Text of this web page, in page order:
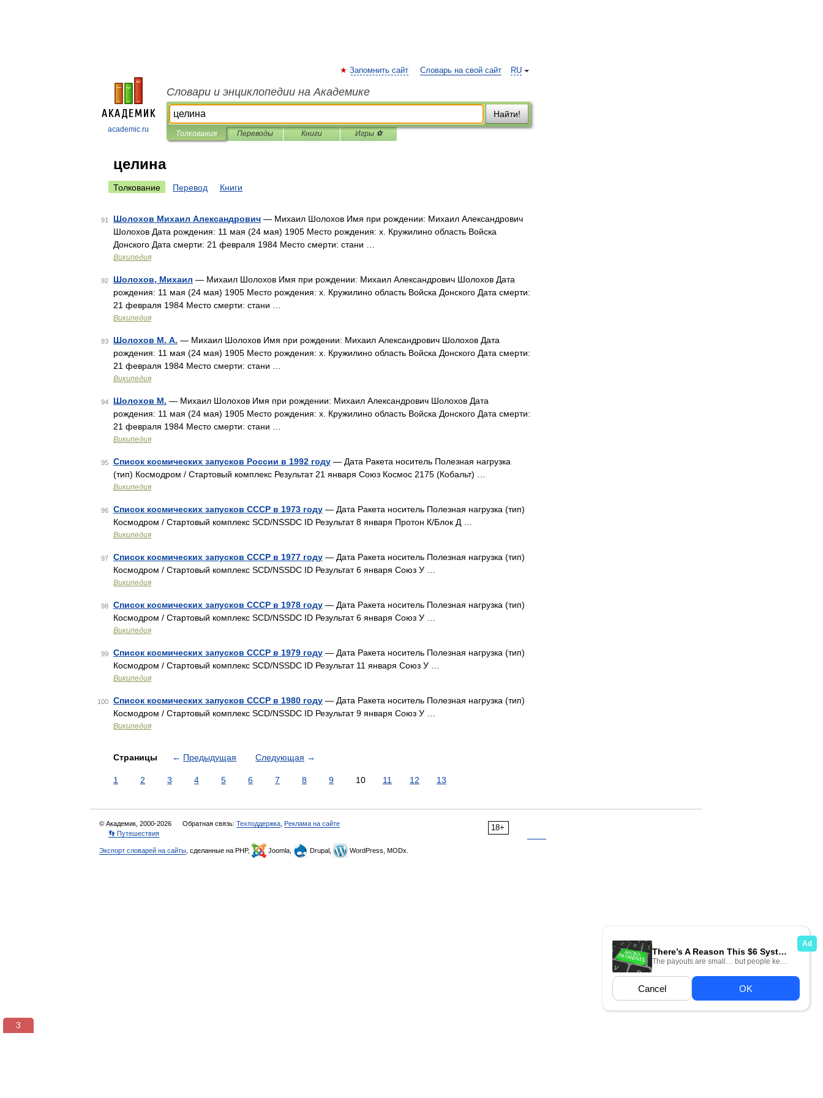
academic.ru
RU
Запомнить сайт Словарь на свой сайт
Словари и энциклопедии на Академике
Найти!
Толкования Переводы Книги Игры ⚽
целина
Толкование Перевод Книги
91 Шолохов Михаил Александрович — Михаил Шолохов Имя при рождении: Михаил Александрович
Шолохов Дата рождения: 11 мая (24 мая) 1905 Место рождения: х. Кружилино область Войска
Донского Дата смерти: 21 февраля 1984 Место смерти: стани …
Википедия
92 Шолохов, Михаил — Михаил Шолохов Имя при рождении: Михаил Александрович Шолохов Дата
рождения: 11 мая (24 мая) 1905 Место рождения: х. Кружилино область Войска Донского Дата смерти:
21 февраля 1984 Место смерти: стани …
Википедия
93 Шолохов М. А. — Михаил Шолохов Имя при рождении: Михаил Александрович Шолохов Дата
рождения: 11 мая (24 мая) 1905 Место рождения: х. Кружилино область Войска Донского Дата смерти:
21 февраля 1984 Место смерти: стани …
Википедия
94 Шолохов М. — Михаил Шолохов Имя при рождении: Михаил Александрович Шолохов Дата
рождения: 11 мая (24 мая) 1905 Место рождения: х. Кружилино область Войска Донского Дата смерти:
21 февраля 1984 Место смерти: стани …
Википедия
95 Список космических запусков России в 1992 году — Дата Ракета носитель Полезная нагрузка
(тип) Космодром / Стартовый комплекс Результат 21 января Союз Космос 2175 (Кобальт) …
Википедия
96 Список космических запусков СССР в 1973 году — Дата Ракета носитель Полезная нагрузка (тип)
Космодром / Стартовый комплекс SCD/NSSDC ID Результат 8 января Протон К/Блок Д …
Википедия
97 Список космических запусков СССР в 1977 году — Дата Ракета носитель Полезная нагрузка (тип)
Космодром / Стартовый комплекс SCD/NSSDC ID Результат 6 января Союз У …
Википедия
98 Список космических запусков СССР в 1978 году — Дата Ракета носитель Полезная нагрузка (тип)
Космодром / Стартовый комплекс SCD/NSSDC ID Результат 6 января Союз У …
Википедия
99 Список космических запусков СССР в 1979 году — Дата Ракета носитель Полезная нагрузка (тип)
Космодром / Стартовый комплекс SCD/NSSDC ID Результат 11 января Союз У …
Википедия
100 Список космических запусков СССР в 1980 году — Дата Ракета носитель Полезная нагрузка (тип)
Космодром / Стартовый комплекс SCD/NSSDC ID Результат 9 января Союз У …
Википедия
Страницы ← Предыдущая Следующая →
1 2 3 4 5 6 7 8 9 10 11 12 13
18+
© Академик, 2000-2026 Обратная связь: Техподдержка Реклама на сайте
👣 Путешествия
Экспорт словарей на сайты , сделанные на PHP, Joomla, Drupal, WordPress, MODx.
3